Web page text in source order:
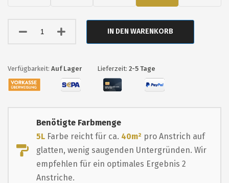
IN DEN WARENKORB
Auf Lager Lieferzeit: 2-5 Tage
Benötigte Farbmenge
5L Farbe reicht für ca. 40m² pro Anstrich auf
glatten, wenig saugenden Untergründen. Wir
empfehlen für ein optimales Ergebnis 2
Anstriche.